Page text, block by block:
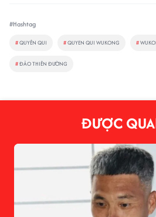
#Hashtag
#QUYÊN QUI #QUYEN QUI WUKONG #
#ĐẢO THIÊN ĐƯỜNG
ĐƯỢC